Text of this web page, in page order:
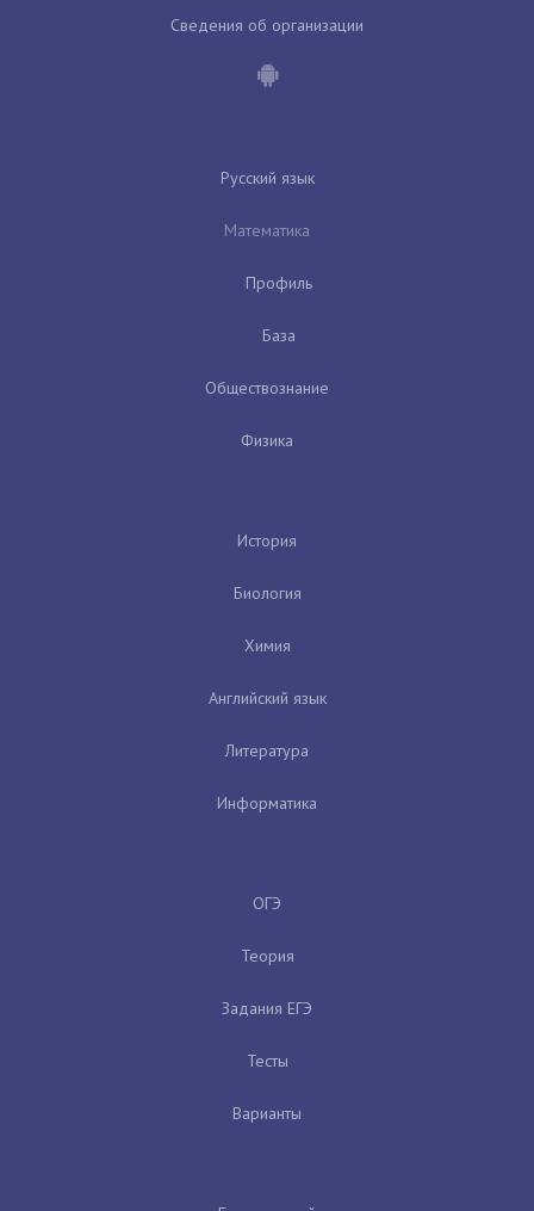
Сведения об организации
Русский язык
Математика
Профиль
База
Обществознание
Физика
История
Биология
Химия
Английский язык
Литература
Информатика
ОГЭ
Теория
Задания ЕГЭ
Тесты
Варианты